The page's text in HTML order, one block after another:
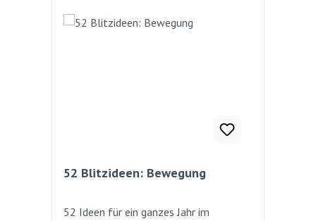
52 Blitzideen: Bewegung
52 Ideen für ein ganzes Jahr im